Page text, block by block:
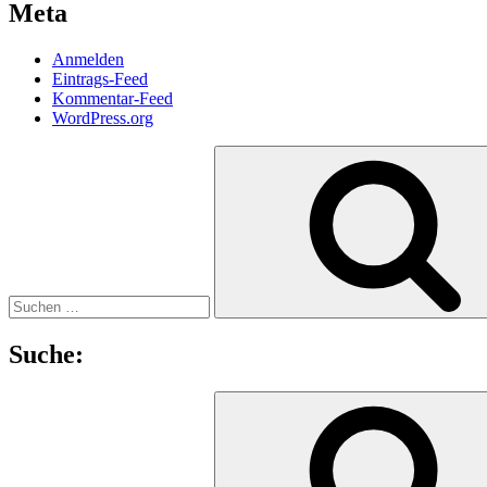
Meta
Anmelden
Eintrags-Feed
Kommentar-Feed
WordPress.org
Suche: